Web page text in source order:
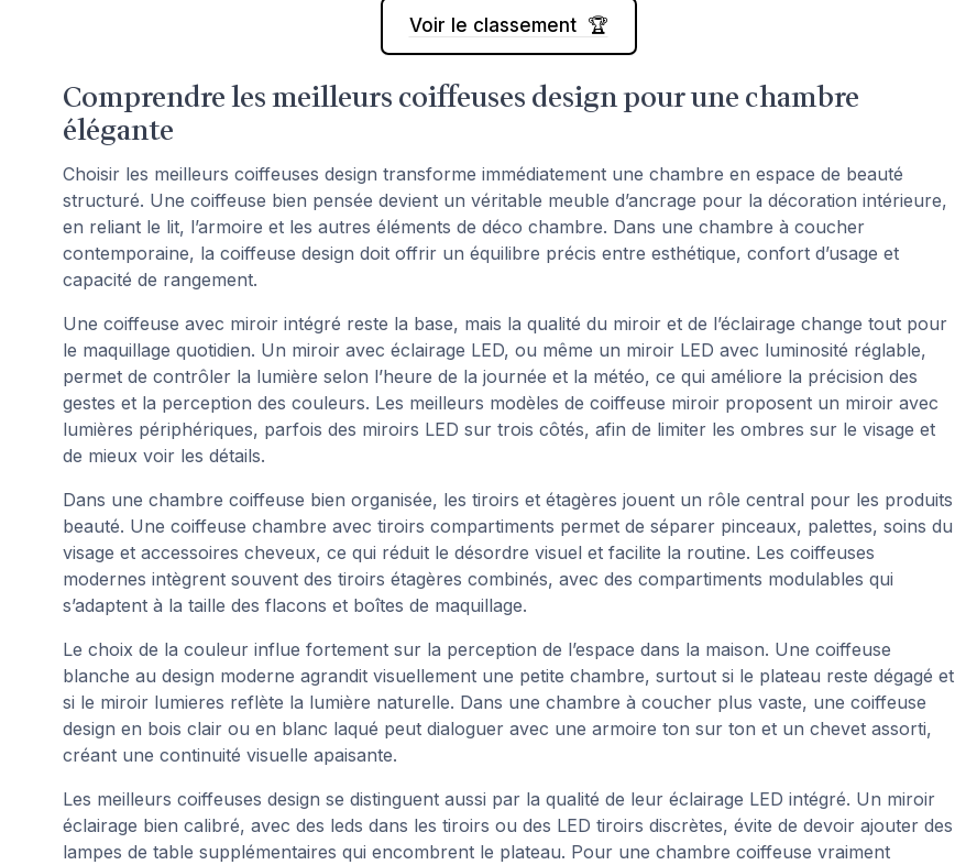
Voir le classement 🏆
Comprendre les meilleurs coiffeuses design pour une chambre
élégante
Choisir les meilleurs coiffeuses design transforme immédiatement une chambre en espace de beauté
structuré. Une coiffeuse bien pensée devient un véritable meuble d’ancrage pour la décoration intérieure,
en reliant le lit, l’armoire et les autres éléments de déco chambre. Dans une chambre à coucher
contemporaine, la coiffeuse design doit offrir un équilibre précis entre esthétique, confort d’usage et
capacité de rangement.
Une coiffeuse avec miroir intégré reste la base, mais la qualité du miroir et de l’éclairage change tout pour
le maquillage quotidien. Un miroir avec éclairage LED, ou même un miroir LED avec luminosité réglable,
permet de contrôler la lumière selon l’heure de la journée et la météo, ce qui améliore la précision des
gestes et la perception des couleurs. Les meilleurs modèles de coiffeuse miroir proposent un miroir avec
lumières périphériques, parfois des miroirs LED sur trois côtés, afin de limiter les ombres sur le visage et
de mieux voir les détails.
Dans une chambre coiffeuse bien organisée, les tiroirs et étagères jouent un rôle central pour les produits
beauté. Une coiffeuse chambre avec tiroirs compartiments permet de séparer pinceaux, palettes, soins du
visage et accessoires cheveux, ce qui réduit le désordre visuel et facilite la routine. Les coiffeuses
modernes intègrent souvent des tiroirs étagères combinés, avec des compartiments modulables qui
s’adaptent à la taille des flacons et boîtes de maquillage.
Le choix de la couleur influe fortement sur la perception de l’espace dans la maison. Une coiffeuse
blanche au design moderne agrandit visuellement une petite chambre, surtout si le plateau reste dégagé et
si le miroir lumieres reflète la lumière naturelle. Dans une chambre à coucher plus vaste, une coiffeuse
design en bois clair ou en blanc laqué peut dialoguer avec une armoire ton sur ton et un chevet assorti,
créant une continuité visuelle apaisante.
Les meilleurs coiffeuses design se distinguent aussi par la qualité de leur éclairage LED intégré. Un miroir
éclairage bien calibré, avec des leds dans les tiroirs ou des LED tiroirs discrètes, évite de devoir ajouter des
lampes de table supplémentaires qui encombrent le plateau. Pour une chambre coiffeuse vraiment